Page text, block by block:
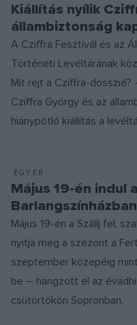
Kiállítás nyílik
állambiztonság
A Cziffra Fesztivál és az
Történeti Levéltárának
Mit rejt a Cziffra-dosszié?
Cziffra György és az
hiánypótló kiállítás a
EGYÉB
Május 19-én indul
Barlangszínházban
Május 19-én a Szállj fel,
nyitja meg a szezont a
szeptember közepéig
be – hangzott el az
csütörtökön Sopronban.